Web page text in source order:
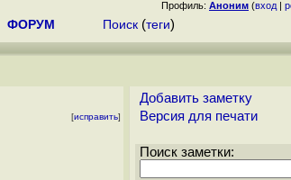
Профиль: Аноним (вход |
ФОРУМ Поиск (теги)
[исправить]
Добавить заметку
Версия для печати
Поиск заметки: